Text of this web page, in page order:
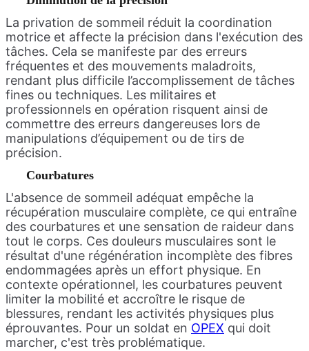
La privation de sommeil réduit la coordination
motrice et affecte la précision dans l'exécution des
tâches. Cela se manifeste par des erreurs
fréquentes et des mouvements maladroits,
rendant plus difficile l’accomplissement de tâches
fines ou techniques. Les militaires et
professionnels en opération risquent ainsi de
commettre des erreurs dangereuses lors de
manipulations d’équipement ou de tirs de
précision.
Courbatures
L'absence de sommeil adéquat empêche la
récupération musculaire complète, ce qui entraîne
des courbatures et une sensation de raideur dans
tout le corps. Ces douleurs musculaires sont le
résultat d'une régénération incomplète des fibres
endommagées après un effort physique. En
contexte opérationnel, les courbatures peuvent
limiter la mobilité et accroître le risque de
blessures, rendant les activités physiques plus
éprouvantes. Pour un soldat en OPEX qui doit
marcher, c'est très problématique.